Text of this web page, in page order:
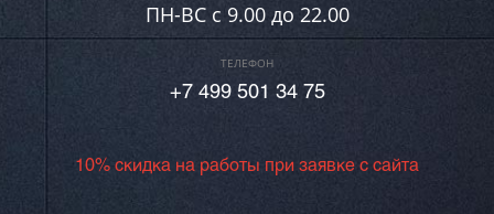
ПН-ВC c 9.00 до 22.00
ТЕЛЕФОН
+7 499 501 34 75
10% скидка на работы при заявке с сайта